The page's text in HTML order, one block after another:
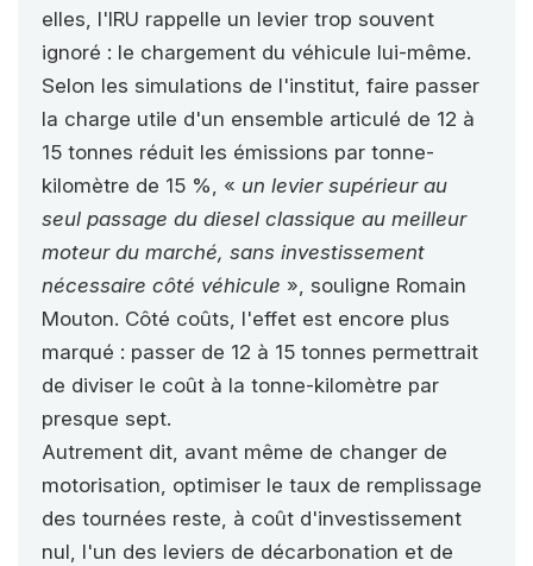
elles, l'IRU rappelle un levier trop souvent
ignoré : le chargement du véhicule lui-même.
Selon les simulations de l'institut, faire passer
la charge utile d'un ensemble articulé de 12 à
15 tonnes réduit les émissions par tonne-
kilomètre de 15 %, « un levier supérieur au
seul passage du diesel classique au meilleur
moteur du marché, sans investissement
nécessaire côté véhicule », souligne Romain
Mouton. Côté coûts, l'effet est encore plus
marqué : passer de 12 à 15 tonnes permettrait
de diviser le coût à la tonne-kilomètre par
presque sept.
Autrement dit, avant même de changer de
motorisation, optimiser le taux de remplissage
des tournées reste, à coût d'investissement
nul, l'un des leviers de décarbonation et de